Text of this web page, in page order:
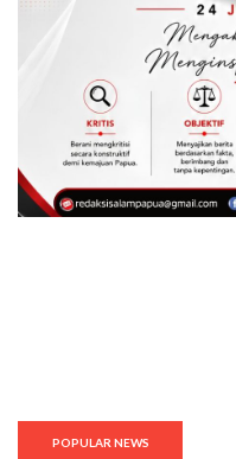
POPULAR NEWS